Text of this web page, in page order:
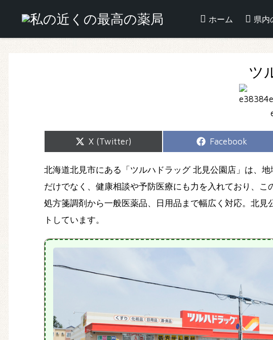
ホーム 県内
ツ
Share
X (Twitter)
Share
Facebook
北海道北見市にある「ツルハドラッグ 北見公園店」は、
だけでなく、健康相談や予防医療にも力を入れており、
処方箋調剤から一般医薬品、日用品まで幅広く対応。北
トしています。